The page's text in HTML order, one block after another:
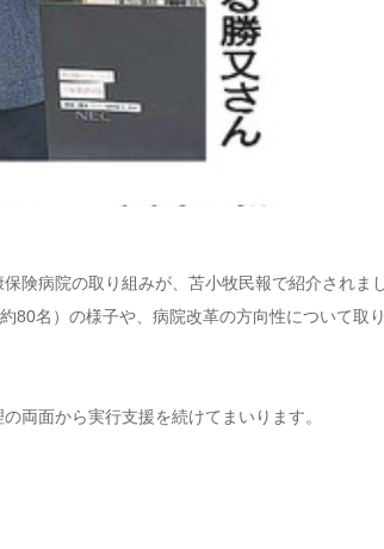
険病院の取り組みが、苫小牧民報で紹介されまし
80名）の様子や、病院改革の方向性について取
両面から実行支援を続けてまいります。